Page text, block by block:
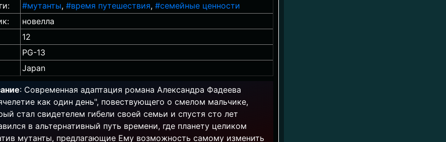
#мутанты, #время путешествия, #семейные ценности
новелла
12
PG-13
Japan
: Современная адаптация романа Александра Фадеева
как один день", повествующего о смелом мальчике,
стал свидетелем гибели своей семьи и спустя сто лет
в альтернативный путь времени, где планету целиком
мутанты, предлагающие Ему возможность самому изменить